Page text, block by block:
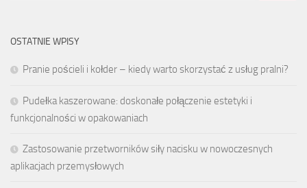
OSTATNIE WPISY
Pranie pościeli i kołder – kiedy warto skorzystać z usług pralni?
Pudełka kaszerowane: doskonałe połączenie estetyki i
funkcjonalności w opakowaniach
Zastosowanie przetworników siły nacisku w nowoczesnych
aplikacjach przemysłowych